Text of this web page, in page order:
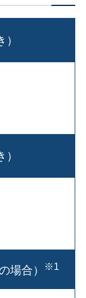
場合） ※1